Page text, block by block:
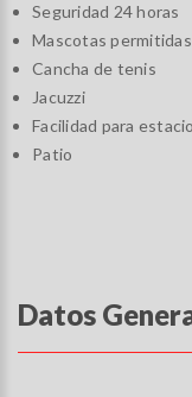
Seguridad 24 horas
Mascotas permitidas
Cancha de tenis
Jacuzzi
Facilidad para
Patio
Datos